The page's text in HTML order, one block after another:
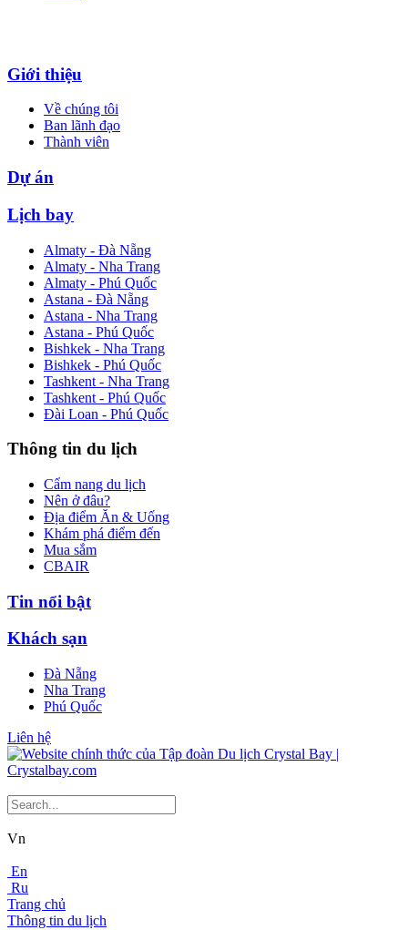
Giới thiệu
Về chúng tôi
Ban lãnh đạo
Thành viên
Dự án
Lịch bay
Almaty - Đà Nẵng
Almaty - Nha Trang
Almaty - Phú Quốc
Astana - Đà Nẵng
Astana - Nha Trang
Astana - Phú Quốc
Bishkek - Nha Trang
Bishkek - Phú Quốc
Tashkent - Nha Trang
Tashkent - Phú Quốc
Đài Loan - Phú Quốc
Thông tin du lịch
Cẩm nang du lịch
Nên ở đâu?
Địa điểm Ăn & Uống
Khám phá điểm đến
Mua sắm
CBAIR
Tin nổi bật
Khách sạn
Đà Nẵng
Nha Trang
Phú Quốc
Liên hệ
Vn
En
Ru
Trang chủ
Thông tin du lịch